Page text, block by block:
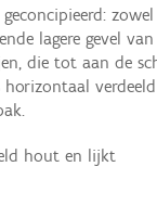
lagere gevel
die tot aan de
hout en lijkt